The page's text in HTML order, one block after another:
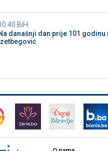
BiH
današnji dan prije 101
Izetbegović